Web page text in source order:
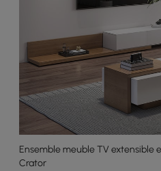
Ensemble meuble TV extensible
Crator